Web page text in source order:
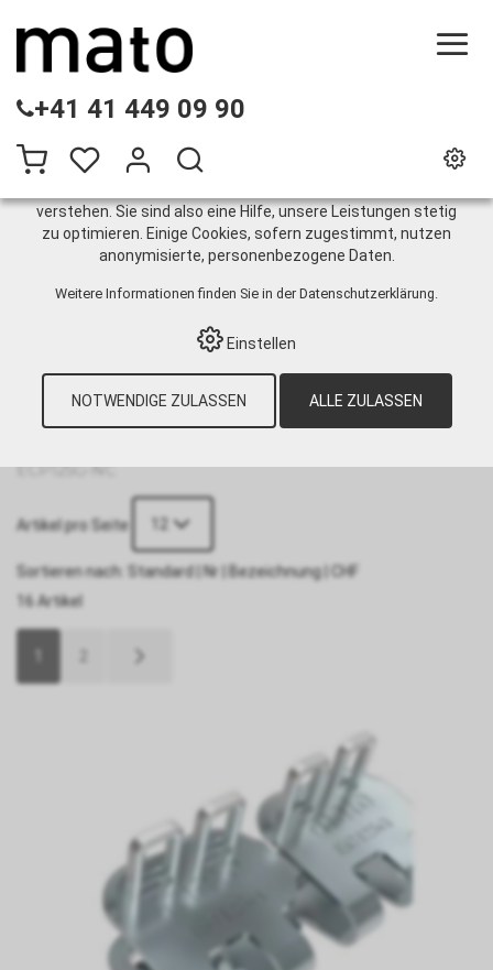
+41 41 449 09 90
Plattenverbinder ECP125G-
NC
HOME › E-SHOP › GURTINSTANDHALTUNG
LIGHT DUTY FÖRDERGURTE
HAMMERSYSTEME › SYSTEM EASYCLIP ›
ECP125G-NC
Artikel pro Seite
Sortieren nach: Standard Nr Bezeichnung|
CHF
16 Artikel
DIESE WEBSITE VERWENDET COOKIES
Wir nutzen auf unserer Website verschiedene Cookies:
Einige sind notwendig für den korrekten Betrieb der Website,
andere ermöglichen Ihnen mehr Funktionalitäten, und noch
verstehen. Sie sind also eine Hilfe, unsere Leistungen stetig
zu optimieren. Einige Cookies, sofern zugestimmt, nutzen
anonymisierte, personenbezogene Daten.
Weitere Informationen finden Sie in der Datenschutzerklärung.
Einstellen
NOTWENDIGE ZULASSEN ALLE ZULASSEN